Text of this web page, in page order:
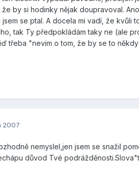
by si hodinky nějak doupravoval.
se ptal. A docela mi vadí, že kvůli
tak Ty předpokládám taky ne (ale
třeba "nevim o tom, že by se to
2007
nemyslel,jen jsem se snažil
důvod Tvé